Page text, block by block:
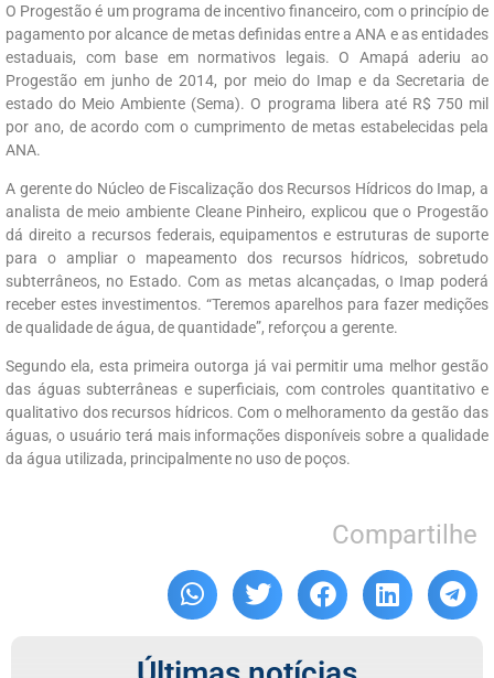
O Progestão é um programa de incentivo financeiro, com o princípio de
pagamento por alcance de metas definidas entre a ANA e as entidades
estaduais, com base em normativos legais. O Amapá aderiu ao
Progestão em junho de 2014, por meio do Imap e da Secretaria de
estado do Meio Ambiente (Sema). O programa libera até R$ 750 mil
por ano, de acordo com o cumprimento de metas estabelecidas pela
ANA.
A gerente do Núcleo de Fiscalização dos Recursos Hídricos do Imap, a
analista de meio ambiente Cleane Pinheiro, explicou que o Progestão
dá direito a recursos federais, equipamentos e estruturas de suporte
para o ampliar o mapeamento dos recursos hídricos, sobretudo
subterrâneos, no Estado. Com as metas alcançadas, o Imap poderá
receber estes investimentos. “Teremos aparelhos para fazer medições
de qualidade de água, de quantidade”, reforçou a gerente.
Segundo ela, esta primeira outorga já vai permitir uma melhor gestão
das águas subterrâneas e superficiais, com controles quantitativo e
qualitativo dos recursos hídricos. Com o melhoramento da gestão das
águas, o usuário terá mais informações disponíveis sobre a qualidade
da água utilizada, principalmente no uso de poços.
Compartilhe